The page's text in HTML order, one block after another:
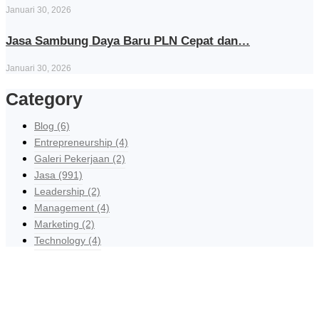
Januari 30, 2026
Jasa Sambung Daya Baru PLN Cepat dan…
Januari 30, 2026
Category
Blog (6)
Entrepreneurship (4)
Galeri Pekerjaan (2)
Jasa (991)
Leadership (2)
Management (4)
Marketing (2)
Technology (4)